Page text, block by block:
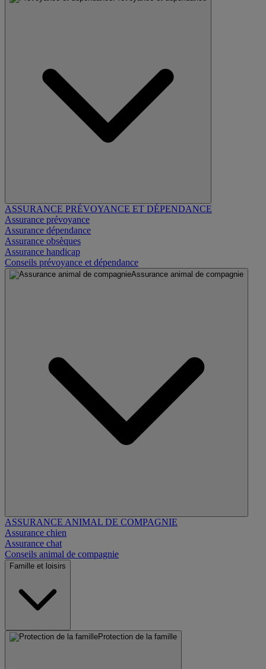
ASSURANCE PRÉVOYANCE ET DÉPENDANCE
Assurance prévoyance
Assurance dépendance
Assurance obsèques
Assurance handicap
Conseils prévoyance et dépendance
Assurance animal de compagnie
ASSURANCE ANIMAL DE COMPAGNIE
Assurance chien
Assurance chat
Conseils animal de compagnie
Famille et loisirs
Protection de la famille